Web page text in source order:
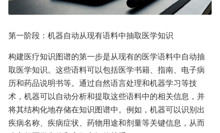
第一阶段：机器自动从现有语料中抽取医学知识
构建医疗知识图谱的第一步是从现有的医学语料中自动抽
取医学知识。这些语料可以包括医学书籍、指南、电子病
历和药品说明书等。通过自然语言处理和机器学习等技
术，机器可以自动分析和提取这些语料中的相关信息，并
将其结构化地存储在知识图谱中。例如，机器可以识别出
疾病名称、疾病症状、药物用途和剂量等关键信息，从而